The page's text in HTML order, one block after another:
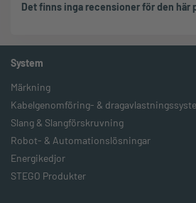
Det finns inga recensioner för den här
System
Märkning
Kabelgenomföring- &
Slang & Slangförskruvning
Robot- & Automationslösningar
Energikedjor
STEGO Produkter